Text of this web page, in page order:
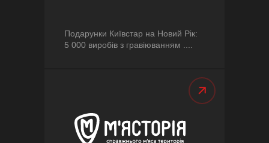
Подарунки Київстар на Новий Рік:
5 000 виробів з гравіюванням ....